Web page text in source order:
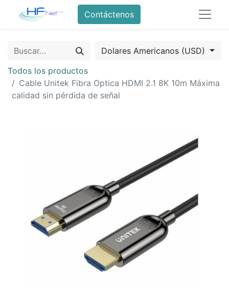
Contáctenos
Dolares Americanos (USD)
Todos los productos
Cable Unitek Fibra Optica HDMI 2.1 8K 10m Máxima
calidad sin pérdida de señal